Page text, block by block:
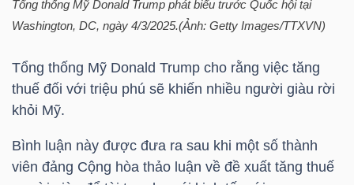
Tổng thống Mỹ Donald Trump phát biểu trước Quốc hội tại
Washington, DC, ngày 4/3/2025.(Ảnh: Getty Images/TTXVN)
Tổng thống Mỹ Donald Trump cho rằng việc tăng
thuế đối với triệu phú sẽ khiến nhiều người giàu rời
khỏi Mỹ.
Bình luận này được đưa ra sau khi một số thành
viên đảng Cộng hòa thảo luận về đề xuất tăng thuế
TẾ
THẾ
GIỚI